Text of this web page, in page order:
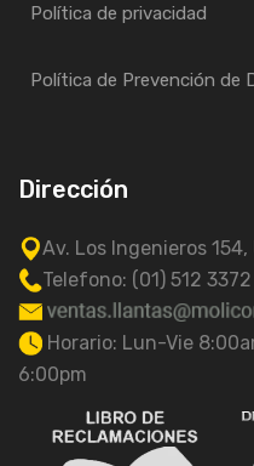
Política de privacidad
Política de Prevención de
Dirección
Av. Los Ingenieros
Telefono: (01) 512 3372
Horario: Lun-Vie
6:00pm